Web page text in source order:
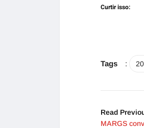
Curtir isso:
Tags :
Read
MARGS